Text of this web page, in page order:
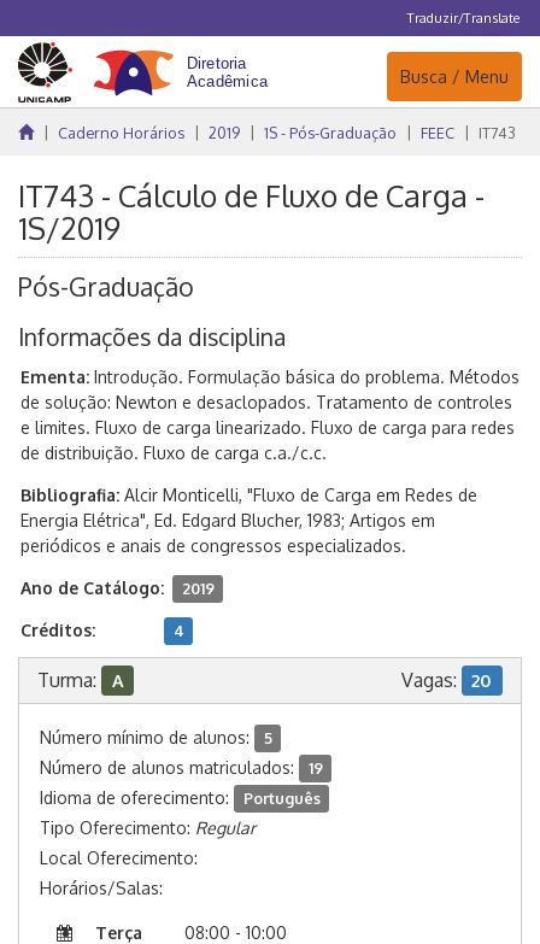
Traduzir/Translate
Navegação
Busca / Menu
Caderno Horários 2019 1S - Pós-Graduação FEEC IT743
IT743 - Cálculo de Fluxo de Carga -
1S/2019
Pós-Graduação
Informações da disciplina
Ementa: Introdução. Formulação básica do problema. Métodos
de solução: Newton e desaclopados. Tratamento de controles
e limites. Fluxo de carga linearizado. Fluxo de carga para redes
de distribuição. Fluxo de carga c.a./c.c.
Bibliografia: Alcir Monticelli, "Fluxo de Carga em Redes de
Energia Elétrica", Ed. Edgard Blucher, 1983; Artigos em
periódicos e anais de congressos especializados.
Ano de Catálogo: 2019
Créditos: 4
Turma: A Vagas: 20
Número mínimo de alunos: 5
Número de alunos matriculados: 19
Idioma de oferecimento: Português
Tipo Oferecimento: Regular
Local Oferecimento:
Horários/Salas:
Terça
08:00 - 10:00